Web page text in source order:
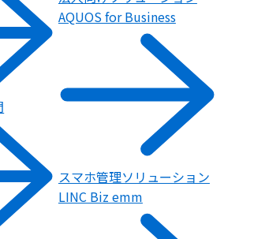
AQUOS for Business
スマホ管理ソリューション
LINC Biz emm